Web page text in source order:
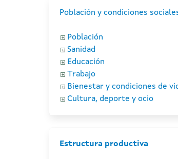
Población y condiciones
Población
Sanidad
Educación
Trabajo
Bienestar y condiciones de
Cultura, deporte y ocio
Estructura productiva